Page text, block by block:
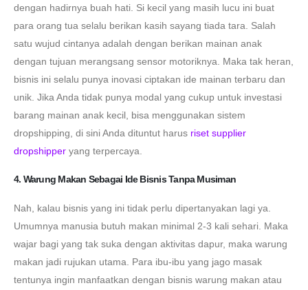
dengan hadirnya buah hati. Si kecil yang masih lucu ini buat
para orang tua selalu berikan kasih sayang tiada tara. Salah
satu wujud cintanya adalah dengan berikan mainan anak
dengan tujuan merangsang sensor motoriknya. Maka tak heran,
bisnis ini selalu punya inovasi ciptakan ide mainan terbaru dan
unik. Jika Anda tidak punya modal yang cukup untuk investasi
barang mainan anak kecil, bisa menggunakan sistem
dropshipping, di sini Anda dituntut harus riset supplier
dropshipper yang terpercaya.
4. Warung Makan Sebagai Ide Bisnis Tanpa Musiman
Nah, kalau bisnis yang ini tidak perlu dipertanyakan lagi ya.
Umumnya manusia butuh makan minimal 2-3 kali sehari. Maka
wajar bagi yang tak suka dengan aktivitas dapur, maka warung
makan jadi rujukan utama. Para ibu-ibu yang jago masak
tentunya ingin manfaatkan dengan bisnis warung makan atau